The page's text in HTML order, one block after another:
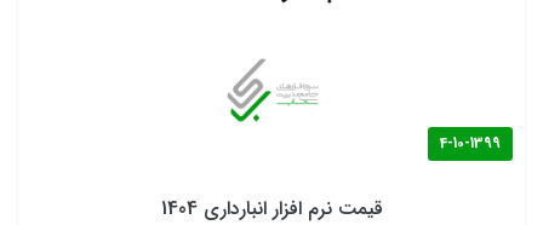
4-10-1399
قیمت نرم افزار انبارداری 1404